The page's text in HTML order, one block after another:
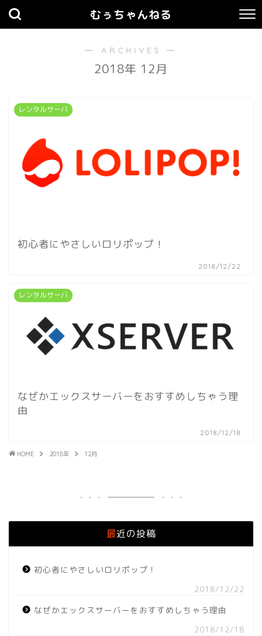
むぅちゃんねる
― ARCHIVES ―
2018年 12月
レンタルサーバ
初心者にやさしいロリポップ！
2018/12/22
レンタルサーバ
なぜかエックスサーバーをおすすめしちゃう理
由
2018/12/18
HOME 2018年 12月
最近の投稿
初心者にやさしいロリポップ！
2018/12/22
なぜかエックスサーバーをおすすめしちゃう理由
2018/12/18